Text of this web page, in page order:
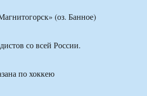
(оз. Банное)
со всей России.
по хоккею